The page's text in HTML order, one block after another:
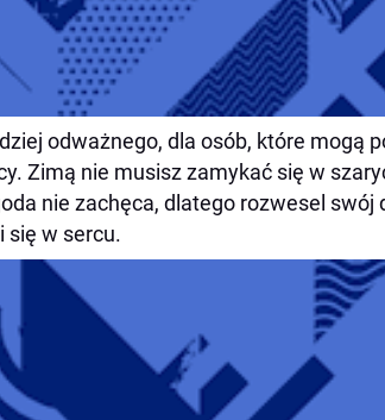
odważnego, dla osób, które mogą
Zimą nie musisz zamykać się w
nie zachęca, dlatego rozwesel
się w sercu.